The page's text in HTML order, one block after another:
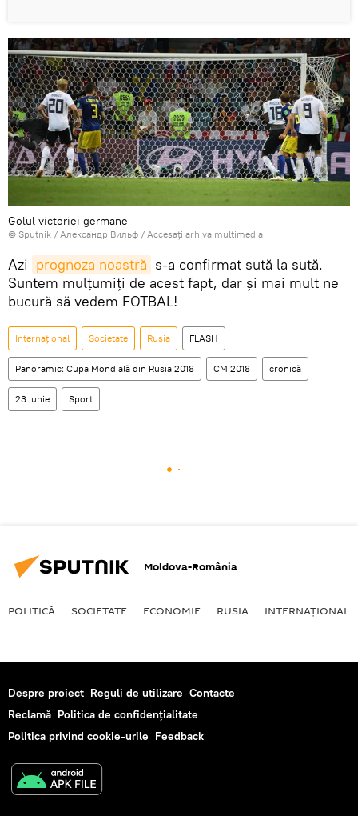
Golul victoriei germane
© Sputnik / Александр Вильф / Accesați arhiva multimedia
Azi prognoza noastră s-a confirmat sută la sută.
Suntem mulțumiți de acest fapt, dar și mai mult ne
bucură să vedem FOTBAL!
Internaţional Societate Rusia FLASH
Panoramic: Cupa Mondială din Rusia 2018 CM 2018 cronică
23 iunie Sport
Moldova-România
POLITICĂ SOCIETATE ECONOMIE RUSIA INTERNAŢIONAL
Despre proiect Reguli de utilizare Contacte
Reclamă Politica de confidențialitate
Politica privind cookie-urile Feedback